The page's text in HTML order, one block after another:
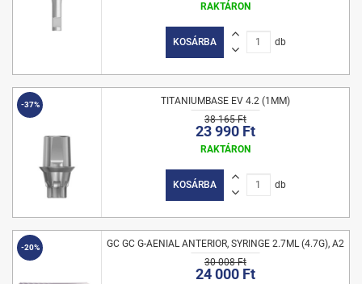
RAKTÁRON
KOSÁRBA db
-37%
TITANIUMBASE EV 4.2 (1MM)
38 165 Ft
23 990 Ft
RAKTÁRON
KOSÁRBA db
-20%
GC GC G-AENIAL ANTERIOR, SYRINGE 2.7ML (4.7G), A2
30 008 Ft
24 000 Ft